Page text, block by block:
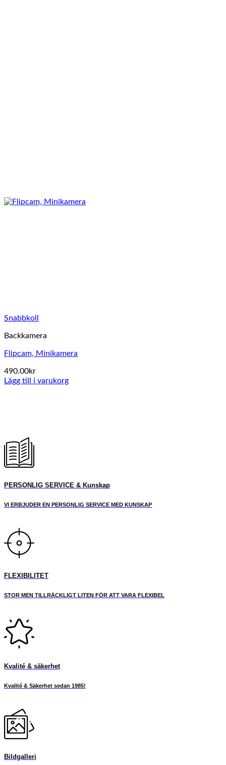
Snabbkoll
Backkamera
Flipcam, Minikamera
490.00kr
Lägg till i varukorg
PERSONLIG SERVICE & Kunskap
VI ERBJUDER EN PERSONLIG SERVICE MED KUNSKAP
FLEXIBILITET
STOR MEN TILLRÄCKLIGT LITEN FÖR ATT VARA FLEXIBEL
Kvalité & säkerhet
Kvalité & Säkerhet sedan 1985!
Bildgalleri